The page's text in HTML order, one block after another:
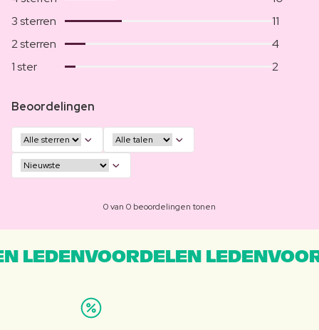
3 sterren
11
2 sterren
4
1 ster
2
Beoordelingen
0 van 0 beoordelingen tonen
LEDENVOORDELEN